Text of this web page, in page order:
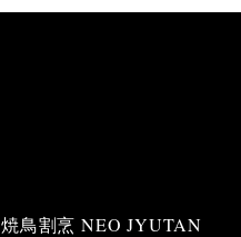
焼鳥割烹 NEO JYUTAN